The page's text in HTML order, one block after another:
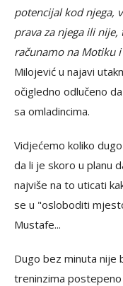
potencijal kod njega,
prava za njega ili
računamo na Motiku
Milojević u najavi
očigledno odlučeno
sa omladincima.
Vidjećemo koliko
da li je skoro u planu
najviše na to uticati
se u "osloboditi
Mustafe...
Dugo bez minuta nije
treninzima